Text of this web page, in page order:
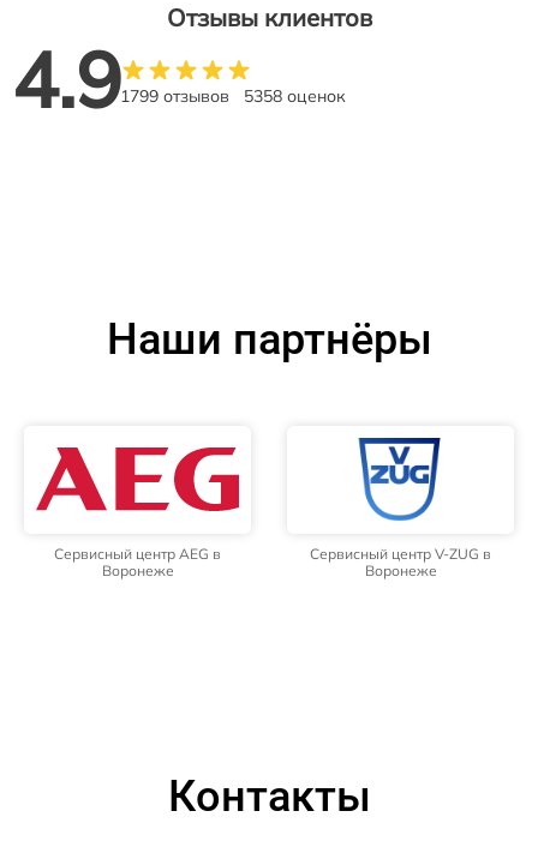
Отзывы клиентов
4.91799 отзывов 5358 оценок
Наши партнёры
Сервисный центр AEG в
Воронеже
Сервисный центр V-ZUG в
Воронеже
Контакты